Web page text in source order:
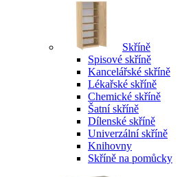
Skříně
Spisové skříně
Kancelářské skříně
Lékařské skříně
Chemické skříně
Šatní skříně
Dílenské skříně
Univerzální skříně
Knihovny
Skříně na pomůcky